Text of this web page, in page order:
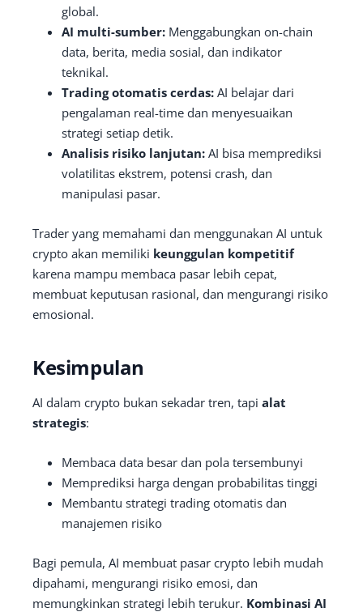
global.
AI multi-sumber: Menggabungkan on-chain
data, berita, media sosial, dan indikator
teknikal.
Trading otomatis cerdas: AI belajar dari
pengalaman real-time dan menyesuaikan
strategi setiap detik.
Analisis risiko lanjutan: AI bisa memprediksi
volatilitas ekstrem, potensi crash, dan
manipulasi pasar.
Trader yang memahami dan menggunakan AI untuk
crypto akan memiliki keunggulan kompetitif
karena mampu membaca pasar lebih cepat,
membuat keputusan rasional, dan mengurangi risiko
emosional.
Kesimpulan
AI dalam crypto bukan sekadar tren, tapi alat
strategis:
Membaca data besar dan pola tersembunyi
Memprediksi harga dengan probabilitas tinggi
Membantu strategi trading otomatis dan
manajemen risiko
Bagi pemula, AI membuat pasar crypto lebih mudah
dipahami, mengurangi risiko emosi, dan
memungkinkan strategi lebih terukur. Kombinasi AI